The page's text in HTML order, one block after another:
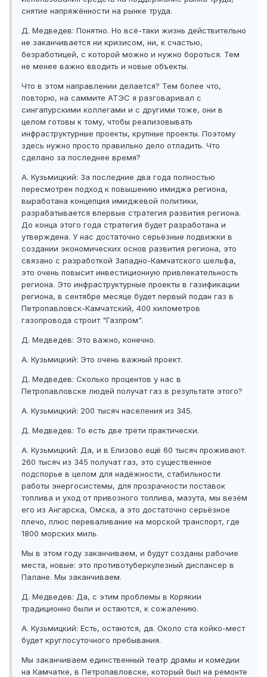
снятие напряжённости на рынке труда.
Д. Медведев: Понятно. Но всё-таки жизнь действительно
не заканчивается ни кризисом, ни, к счастью,
безработицей, с которой можно и нужно бороться. Тем
не менее важно вводить и новые объекты.
Что в этом направлении делается? Тем более что,
повторю, на саммите АТЭС я разговаривал с
сингапурскими коллегами и с другими тоже, они в
целом готовы к тому, чтобы реализовывать
инфраструктурные проекты, крупные проекты. Поэтому
здесь нужно просто правильно дело отладить. Что
сделано за последнее время?
А. Кузьмицкий: За последние два года полностью
пересмотрен подход к повышению имиджа региона,
выработана концепция имиджевой политики,
разрабатывается впервые стратегия развития региона.
До конца этого года стратегия будет разработана и
утверждена. У нас достаточно серьёзные подвижки в
создании экономических основ развития региона, это
связано с разработкой Западно-Камчатского шельфа,
это очень повысит инвестиционную привлекательность
региона. Это инфраструктурные проекты в газификации
региона, в сентябре месяце будет первый подан газ в
Петропавловск-Камчатский, 400 километров
газопровода строит "Газпром".
Д. Медведев: Это важно, конечно.
А. Кузьмицкий: Это очень важный проект.
Д. Медведев: Сколько процентов у нас в
Петропавловске людей получат газ в результате этого?
А. Кузьмицкий: 200 тысяч населения из 345.
Д. Медведев: То есть две трети практически.
А. Кузьмицкий: Да, и в Елизово ещё 60 тысяч проживают.
260 тысяч из 345 получат газ, это существенное
подспорье в целом для надёжности, стабильности
работы энергосистемы, для прозрачности поставок
топлива и уход от привозного топлива, мазута, мы везём
его из Ангарска, Омска, а это достаточно серьёзное
плечо, плюс переваливание на морской транспорт, где
1800 морских миль.
Мы в этом году заканчиваем, и будут созданы рабочие
места, новые: это противотуберкулезный диспансер в
Палане. Мы заканчиваем.
Д. Медведев: Да, с этим проблемы в Корякии
традиционно были и остаются, к сожалению.
А. Кузьмицкий: Есть, остаются, да. Около ста койко-мест
будет круглосуточного пребывания.
Мы заканчиваем единственный театр драмы и комедии
на Камчатке, в Петропавловске, который был на ремонте